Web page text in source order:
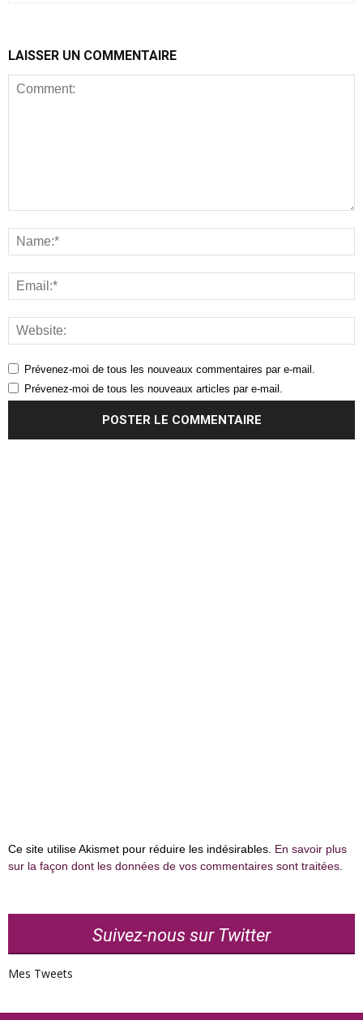
LAISSER UN COMMENTAIRE
Prévenez-moi de tous les nouveaux commentaires par e-mail.
Prévenez-moi de tous les nouveaux articles par e-mail.
Ce site utilise Akismet pour réduire les indésirables. En savoir plus
sur la façon dont les données de vos commentaires sont traitées.
Suivez-nous sur Twitter
Mes Tweets